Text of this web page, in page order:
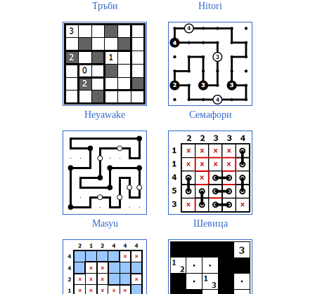
Тръби Hitori
Heyawake Семафори
Masyu Шевица